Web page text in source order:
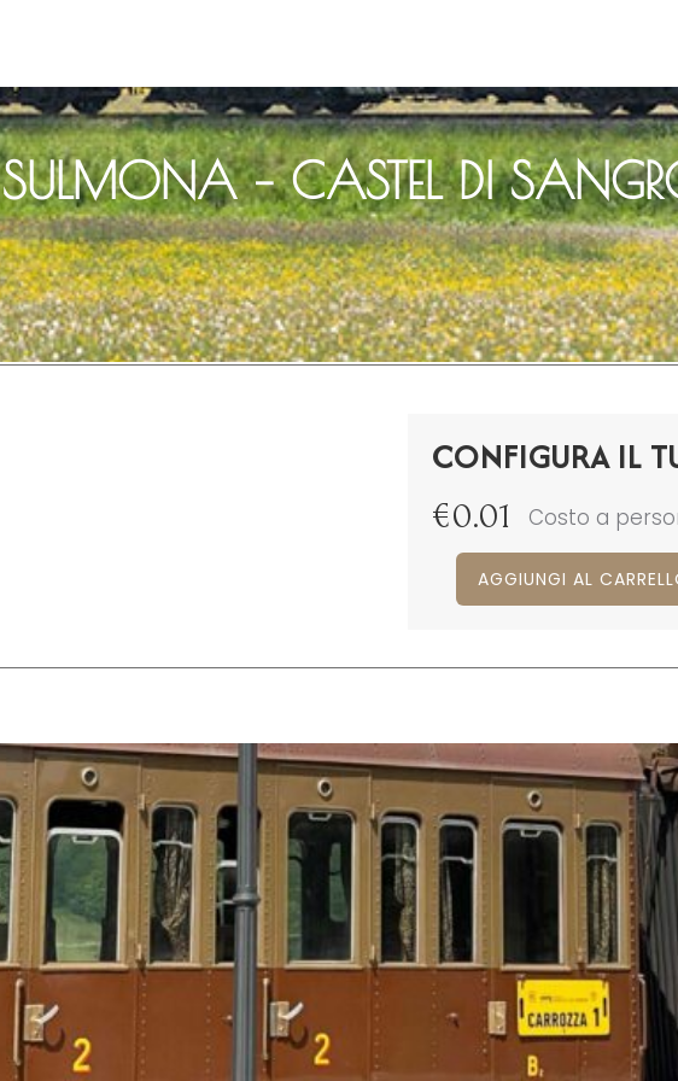
SULMONA – CASTEL DI
CONFIGURA IL
€0.01 Costo a
AGGIUNGI AL